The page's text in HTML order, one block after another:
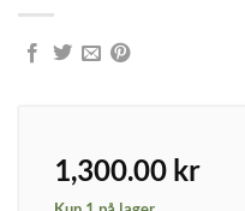
1,300.00 kr